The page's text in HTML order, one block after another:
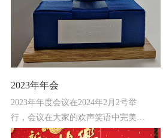
2023年年会
2023年年度会议在2024年2月2号举
行，会议在大家的欢声笑语中完美的
落幕。